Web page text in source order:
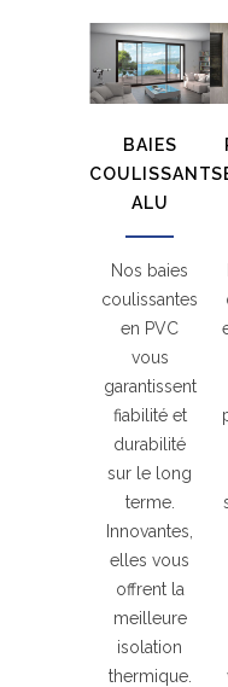
BAIES
ALU
Nos baies
coulissantes
en PVC
vous
garantissent
fiabilité et
durabilité
sur le long
terme.
Innovantes,
elles vous
offrent la
meilleure
isolation
thermique.